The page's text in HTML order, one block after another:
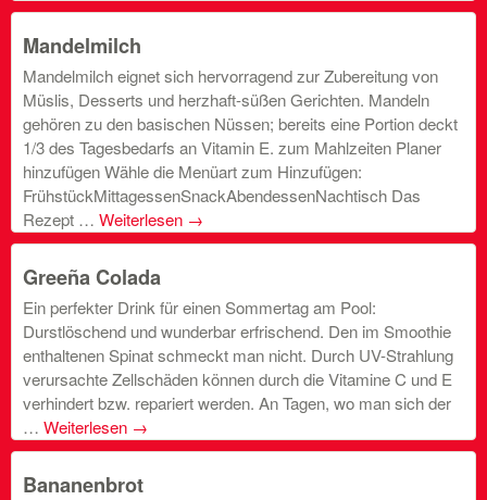
Mandelmilch
Mandelmilch eignet sich hervorragend zur Zubereitung von
Müslis, Desserts und herzhaft-süßen Gerichten. Mandeln
gehören zu den basischen Nüssen; bereits eine Portion deckt
1/3 des Tagesbedarfs an Vitamin E. zum Mahlzeiten Planer
hinzufügen Wähle die Menüart zum Hinzufügen:
FrühstückMittagessenSnackAbendessenNachtisch Das
Rezept … Weiterlesen →
Greeña Colada
Ein perfekter Drink für einen Sommertag am Pool:
Durstlöschend und wunderbar erfrischend. Den im Smoothie
enthaltenen Spinat schmeckt man nicht. Durch UV-Strahlung
verursachte Zellschäden können durch die Vitamine C und E
verhindert bzw. repariert werden. An Tagen, wo man sich der
… Weiterlesen →
Bananenbrot